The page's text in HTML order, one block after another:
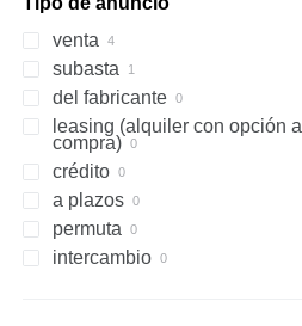
venta
subasta
del fabricante
leasing (alquiler con opción a
compra)
crédito
a plazos
permuta
intercambio